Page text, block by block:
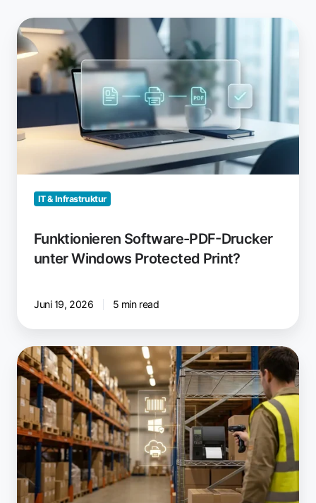
Funktionieren
Software-
PDF-
Drucker
unter
Protected
Print?
IT & Infrastruktur
Funktionieren Software-PDF-Drucker
unter Windows Protected Print?
Juni 19, 2026 5 min read
Funktionieren
Etikettendrucker
im
Windows
Protected
Print
Mode
nicht
mehr?